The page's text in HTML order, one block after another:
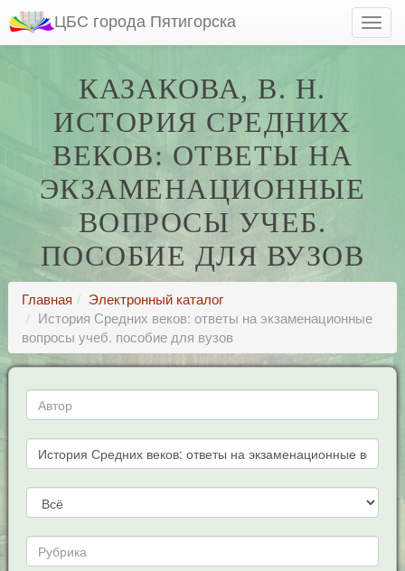
ЦБС города Пятигорска
КАЗАКОВА, В. Н.
ИСТОРИЯ СРЕДНИХ
ВЕКОВ: ОТВЕТЫ НА
ЭКЗАМЕНАЦИОННЫЕ
ВОПРОСЫ УЧЕБ.
ПОСОБИЕ ДЛЯ ВУЗОВ
Главная
Электронный каталог
История Средних веков: ответы на экзаменационные
вопросы учеб. пособие для вузов